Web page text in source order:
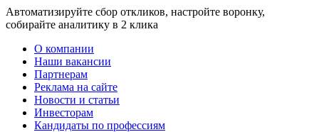
Автоматизируйте сбор откликов, настройте воронку,
собирайте аналитику в 2 клика
О компании
Наши вакансии
Партнерам
Реклама на сайте
Новости и статьи
Инвесторам
Кандидаты по профессиям